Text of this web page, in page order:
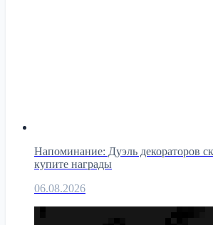
Напоминание: Дуэль декораторов
купите награды
06.08.2026